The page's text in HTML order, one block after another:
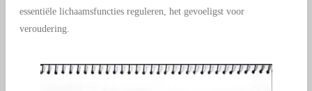
essentiële lichaamsfuncties reguleren, het gevoeligst voor
veroudering.